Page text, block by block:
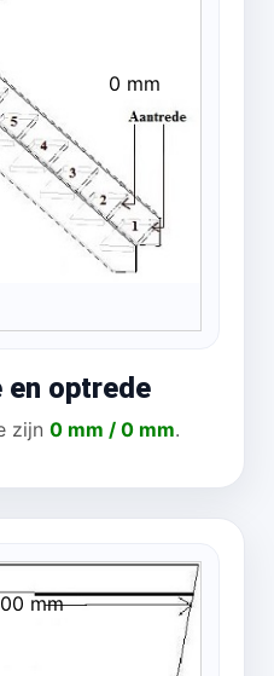
0 mm
en optrede
zijn 0 mm / 0 mm.
mm